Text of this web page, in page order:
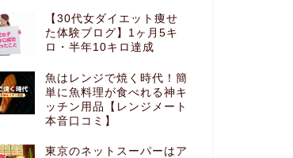
【30代女ダイエット痩せ
た体験ブログ】1ヶ月5キ
ロ・半年10キロ達成
魚はレンジで焼く時代！簡
単に魚料理が食べれる神キ
ッチン用品【レンジメート
本音口コミ】
東京のネットスーパーはア